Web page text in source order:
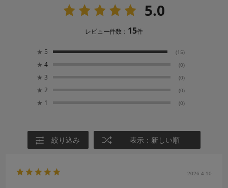
5.0
レビュー件数： 15件
★ 5 (15)
★ 4 (0)
★ 3 (0)
★ 2 (0)
★ 1 (0)
絞り込み 表示：新しい順
2026.4.10